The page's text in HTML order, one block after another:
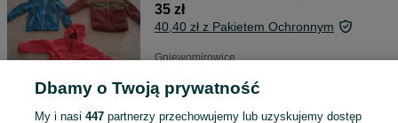
35 zł
40,40 zł z Pakietem Ochronnym
Gniewomirowice
Dbamy o Twoją prywatność
My i nasi 447partnerzy przechowujemy lub uzyskujemy dostęp